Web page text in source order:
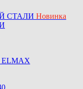
СТАЛИ Новинка